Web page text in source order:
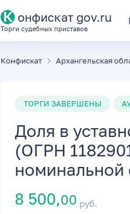
К онфискат gov.ru
Торги судебных приставов
Конфискат Архангельская
ТОРГИ ЗАВЕРШЕНЫ
Доля в
(ОГРН
номинальной
8 500,00 руб.